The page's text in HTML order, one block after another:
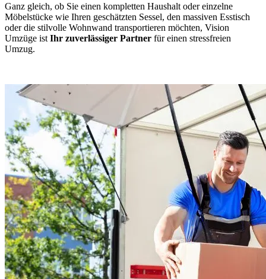
Ganz gleich, ob Sie einen kompletten Haushalt oder einzelne
Möbelstücke wie Ihren geschätzten Sessel, den massiven Esstisch
oder die stilvolle Wohnwand transportieren möchten, Vision
Umzüge ist Ihr zuverlässiger Partner für einen stressfreien
Umzug.